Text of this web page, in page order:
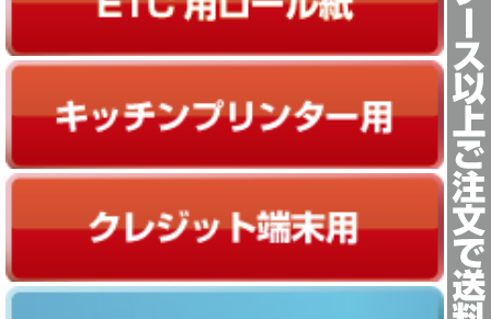
キッチンプリンター用ロール紙
クレジット端末用ロール紙
お見積もりフォーム